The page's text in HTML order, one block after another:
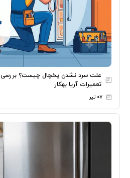
علت سرد نشدن یخچال چیست؟
تعمیرات آریا بهکار
۰۷ تیر